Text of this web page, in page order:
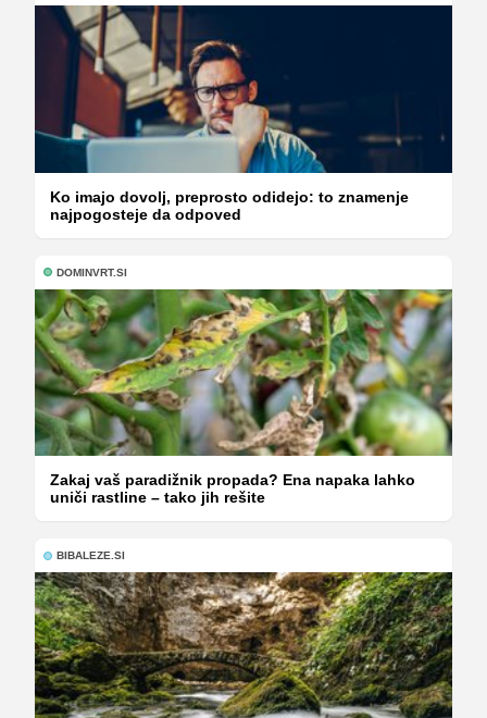
Ko imajo dovolj, preprosto odidejo: to znamenje
najpogosteje da odpoved
DOMINVRT.SI
Zakaj vaš paradižnik propada? Ena napaka lahko
uniči rastline – tako jih rešite
BIBALEZE.SI